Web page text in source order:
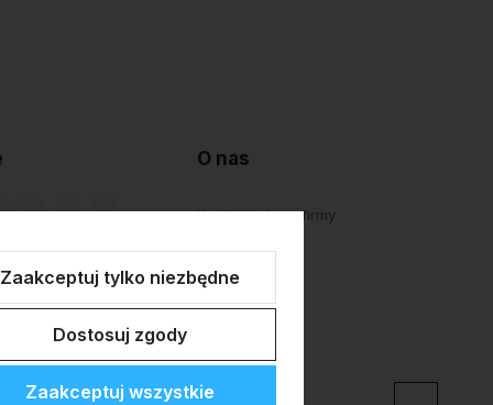
O nas
Kontakt i dane firmy
O firmie
Personalizacja
Zaakceptuj tylko niezbędne
Dostosuj zgody
Zaakceptuj wszystkie